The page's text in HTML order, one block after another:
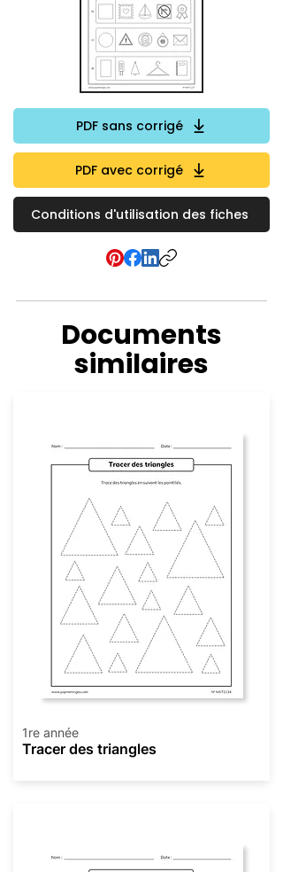
PDF sans corrigé
PDF avec corrigé
Conditions d'utilisation des fiches
Documents
similaires
1re année
Tracer des triangles